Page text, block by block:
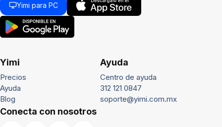
Yimi para PC
Yimi
Precios
Ayuda
Blog
Ayuda
Centro de ayuda
312 121 0847
soporte@yimi.com.mx
Conecta con nosotros